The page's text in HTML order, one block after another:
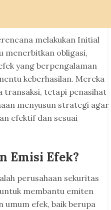
melakukan Initial
menerbitkan obligasi,
yang berpengalaman
keberhasilan. Mereka
transaksi, tetapi penasihat
menyusun strategi agar
efektif dan sesuai
Emisi Efek?
perusahaan sekuritas
membantu emiten
umum efek, baik berupa